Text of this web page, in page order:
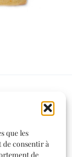
que les
consentir à
de